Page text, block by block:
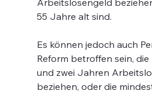
Arbeitslosengeld
55 Jahre alt sind.
Es können jedoch auch
Reform betroffen sein, die
und zwei Jahren
beziehen, oder die